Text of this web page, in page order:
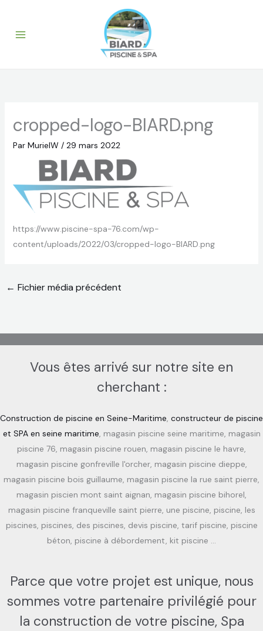
contenu
cropped-logo-BIARD.png
Par MurielW / 29 mars 2022
https://www.piscine-spa-76.com/wp-
content/uploads/2022/03/cropped-logo-BIARD.png
← Fichier média précédent
Vous êtes arrivé sur notre site en
cherchant :
Construction de piscine en Seine-Maritime, constructeur de piscine
et SPA en seine maritime, magasin piscine seine maritime, magasin
piscine 76, magasin piscine rouen, magasin piscine le havre,
magasin piscine gonfreville l'orcher, magasin piscine dieppe,
magasin piscine bois guillaume, magasin piscine la rue saint pierre,
magasin piscien mont saint aignan, magasin piscine bihorel,
magasin piscine franqueville saint pierre, une piscine, piscine, les
piscines, piscines, des piscines, devis piscine, tarif piscine, piscine
béton, piscine à débordement, kit piscine …
Parce que votre projet est unique, nous
sommes votre partenaire privilégié pour
la construction de votre piscine, Spa